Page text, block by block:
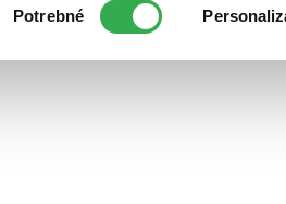
súhlasu
Potrebné